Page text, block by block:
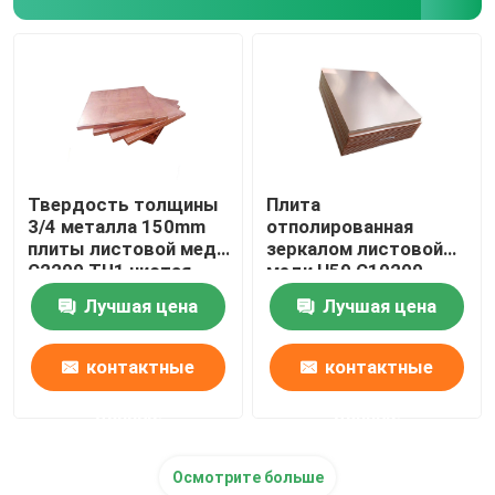
Твердость толщины
3/4 металла 150mm
плиты листовой меди
C2200 TU1 чистая
Лучшая цена
контактные
Плита
отполированная
зеркалом листовой
меди H59 C10200
бронзовые
подгонянное 2500mm
Лучшая цена
контактные
Осмотрите больше